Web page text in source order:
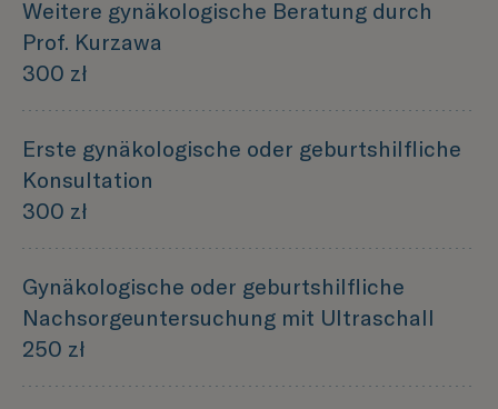
Weitere gynäkologische Beratung durch
Prof. Kurzawa
300 zł
Erste gynäkologische oder geburtshilfliche
Konsultation
300 zł
Gynäkologische oder geburtshilfliche
Nachsorgeuntersuchung mit Ultraschall
250 zł